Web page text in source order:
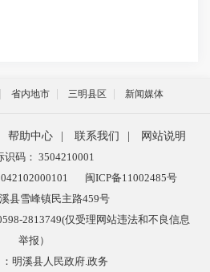
省内地市 三明县区 新闻媒体
帮助中心 联系我们
网站说明
识码： 3504210001
闽ICP备11002485号
县雪峰镇民主路459号
2813749(仅受理网站违法和不良信息
举报）
明溪县人民政府.政务